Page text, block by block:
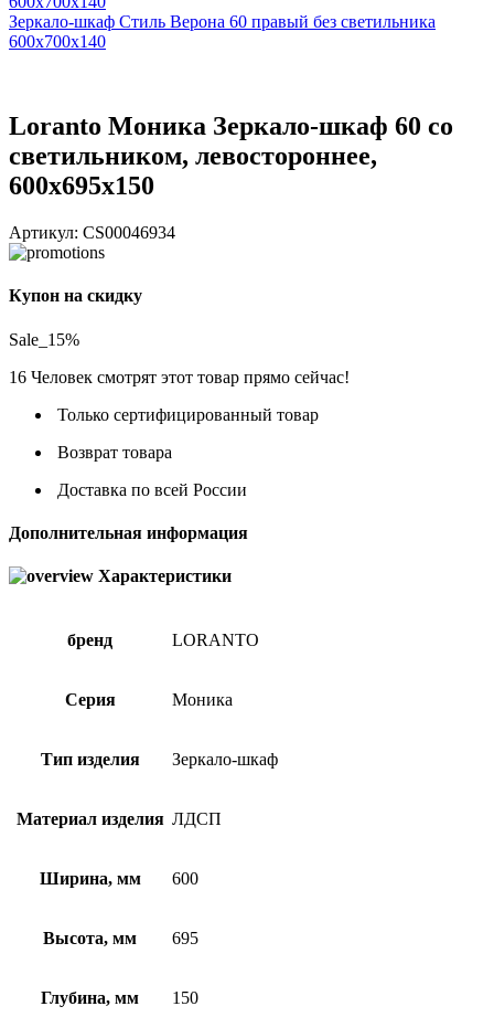
Зеркало-шкаф Стиль Верона 60 правый без светильника
600х700х140
Loranto Моника Зеркало-шкаф 60 со
светильником, левостороннее,
600х695х150
Артикул: CS00046934
Купон на скидку
Sale_15%
16 Человек смотрят этот товар прямо сейчас!
Только сертифицированный товар
Возврат товара
Доставка по всей России
Дополнительная информация
Характеристики
бренд LORANTO
Серия Моника
Тип изделия Зеркало-шкаф
Материал изделия ЛДСП
Ширина, мм 600
Высота, мм 695
Глубина, мм 150